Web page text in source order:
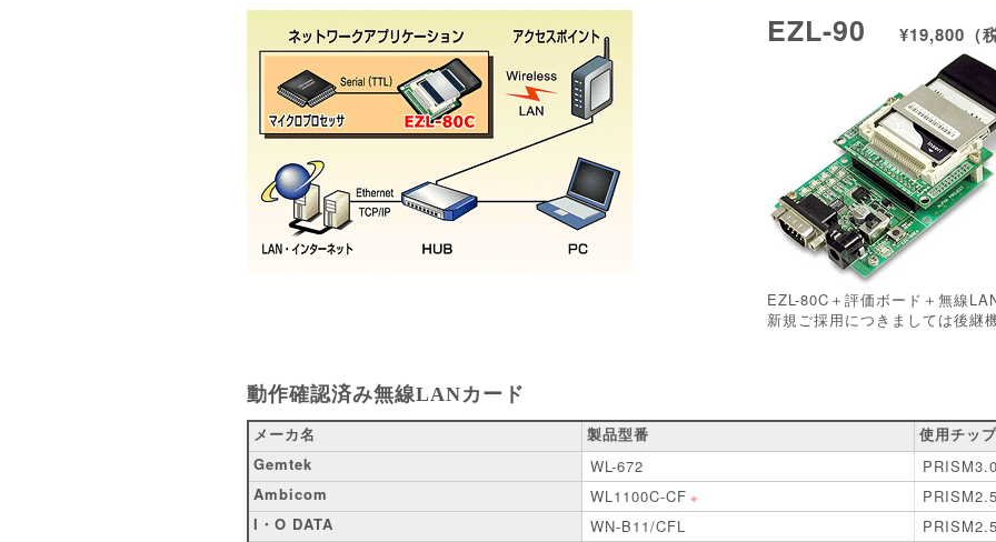
EZL-90 ¥19,800（
EZL-80C＋評価ボード＋無線
新規ご採用につきましては後継
動作確認済み無線LANカード
メーカ名 製品型番
使用チップ
Gemtek
WL-672
PRISM3.0
Ambicom
WL1100C-CF ※
PRISM2.5
I・O DATA
WN-B11/CFL
PRISM2.5